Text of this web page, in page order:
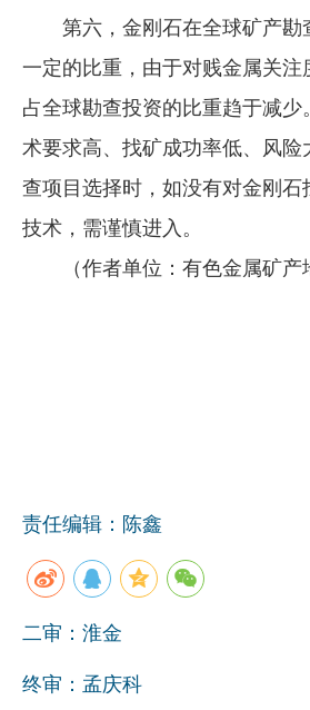
第六，金刚石在全球矿产勘
一定的比重，由于对贱金属关注
占全球勘查投资的比重趋于减少
术要求高、找矿成功率低、风险
查项目选择时，如没有对金刚石
技术，需谨慎进入。
（作者单位：有色金属矿产
责任编辑：陈鑫
二审：淮金
终审：孟庆科